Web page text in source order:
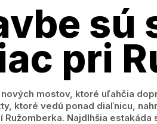
sú
pri
mostov, ktoré uľahčia
ktoré vedú ponad diaľnicu,
Najdlhšia